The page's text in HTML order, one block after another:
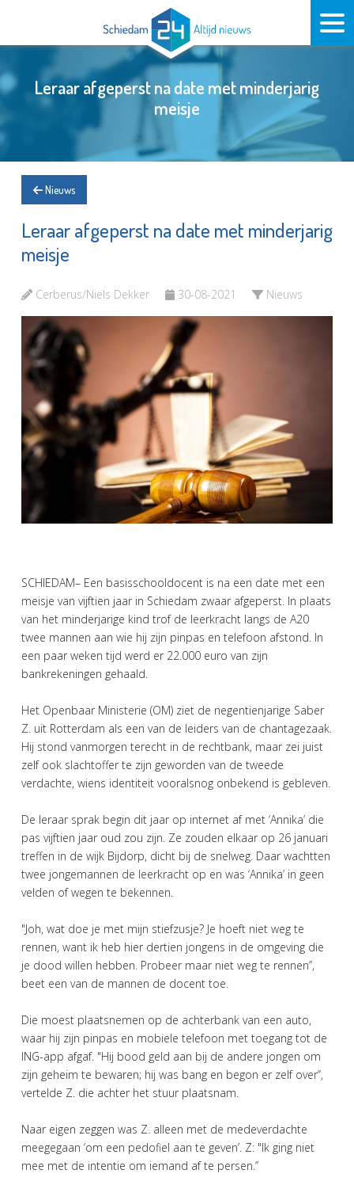
Leraar afgeperst na date met minderjarig
meisje
Nieuws
Leraar afgeperst na date met minderjarig
meisje
Cerberus/Niels Dekker 30-08-2021 Nieuws
SCHIEDAM– Een basisschooldocent is na een date met een
meisje van vijftien jaar in Schiedam zwaar afgeperst. In plaats
van het minderjarige kind trof de leerkracht langs de A20
twee mannen aan wie hij zijn pinpas en telefoon afstond. In
een paar weken tijd werd er 22.000 euro van zijn
bankrekeningen gehaald.
Het Openbaar Ministerie (OM) ziet de negentienjarige Saber
Z. uit Rotterdam als een van de leiders van de chantagezaak.
Hij stond vanmorgen terecht in de rechtbank, maar zei juist
zelf ook slachtoffer te zijn geworden van de tweede
verdachte, wiens identiteit vooralsnog onbekend is gebleven.
De leraar sprak begin dit jaar op internet af met ‘Annika’ die
pas vijftien jaar oud zou zijn. Ze zouden elkaar op 26 januari
treffen in de wijk Bijdorp, dicht bij de snelweg. Daar wachtten
twee jongemannen de leerkracht op en was ‘Annika’ in geen
velden of wegen te bekennen.
"Joh, wat doe je met mijn stiefzusje? Je hoeft niet weg te
rennen, want ik heb hier dertien jongens in de omgeving die
je dood willen hebben. Probeer maar niet weg te rennen’’,
beet een van de mannen de docent toe.
Die moest plaatsnemen op de achterbank van een auto,
waar hij zijn pinpas en mobiele telefoon met toegang tot de
ING-app afgaf. "Hij bood geld aan bij de andere jongen om
zijn geheim te bewaren; hij was bang en begon er zelf over’’,
vertelde Z. die achter het stuur plaatsnam.
Naar eigen zeggen was Z. alleen met de medeverdachte
meegegaan ‘om een pedofiel aan te geven’. Z: "Ik ging niet
mee met de intentie om iemand af te persen.’’